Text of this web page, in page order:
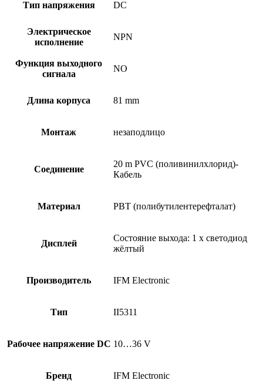
Тип напряжения DC
Электрическое
исполнение
NPN
Функция выходного
сигнала
NO
Длина корпуса 81 mm
Монтаж незаподлицо
Соединение
20 m PVC (поливинилхлорид)-
Кабель
Материал PBT (полибутилентерефталат)
Дисплей
Состояние выхода: 1 x светодиод
жёлтый
Производитель IFM Electronic
Тип II5311
Рабочее напряжение DC 10…36 V
Бренд IFM Electronic